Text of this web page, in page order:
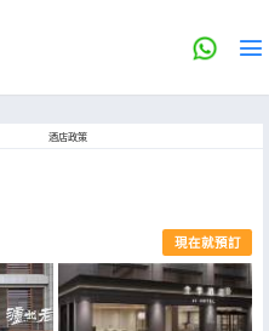
酒店政策
現在就預訂